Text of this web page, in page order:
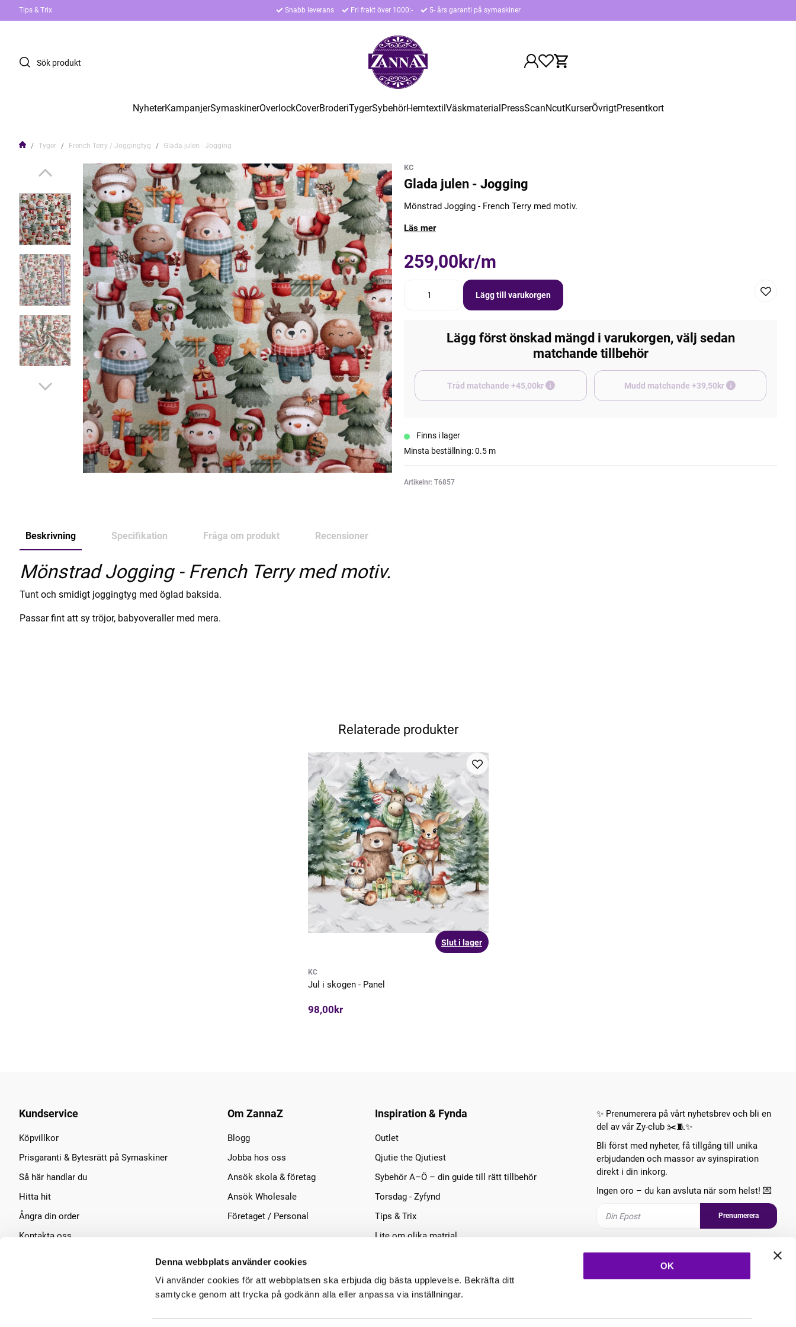
Denna webbplats använder cookies
Vi använder cookies för att webbplatsen ska erbjuda dig bästa upplevelse. Bekräfta ditt
samtycke genom att trycka på godkänn alla eller anpassa via inställningar.
OK
Tips & Trix Snabb leverans Fri frakt över 1000:- 5- års garanti på symaskiner
NyheterKampanjerSymaskinerOverlockCoverBroderiTygerSybehörHemtextilVäskmaterialPressScanNcutKurserÖvrigtPresentkort
Tyger French Terry / Joggingtyg Glada julen - Jogging
KC
Glada julen - Jogging
Mönstrad Jogging - French Terry med motiv.
Läs mer
259,00kr/m
Lägg till varukorgen
Lägg först önskad mängd i varukorgen, välj sedan
matchande tillbehör
Tråd matchande +45,00kr Mudd matchande +39,50kr
Finns i lager
Minsta beställning: 0.5 m
Artikelnr: T6857
Beskrivning Specifikation Fråga om produkt Recensioner
Mönstrad Jogging - French Terry med motiv.
Tunt och smidigt joggingtyg med öglad baksida.
Passar fint att sy tröjor, babyoveraller med mera.
Relaterade produkter
Slut i lager
KC
Jul i skogen - Panel
98,00kr
Kundservice
Köpvillkor
Prisgaranti & Bytesrätt på Symaskiner
Så här handlar du
Hitta hit
Ångra din order
Kontakta oss
Om ZannaZ
Blogg
Jobba hos oss
Ansök skola & företag
Ansök Wholesale
Företaget / Personal
Inspiration & Fynda
Outlet
Qjutie the Qjutiest
Sybehör A–Ö – din guide till rätt tillbehör
Torsdag - Zyfynd
Tips & Trix
Lite om olika matrial
✨ Prenumerera på vårt nyhetsbrev och bli en
del av vår Zy-club ✂️🧵✨
Bli först med nyheter, få tillgång till unika
erbjudanden och massor av syinspiration
direkt i din inkorg.
Ingen oro – du kan avsluta när som helst! 💌
Prenumerera